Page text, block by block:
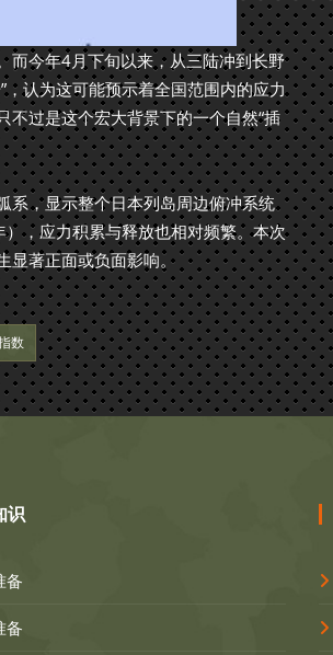
而今年4月下旬以来，从三陆冲到长野
认为这可能预示着全国范围内的应力
过是这个宏大背景下的一个自然“插
系，显示整个日本列岛周边俯冲系统
，应力积累与释放也相对频繁。本次
显著正面或负面影响。
数
识
备
备